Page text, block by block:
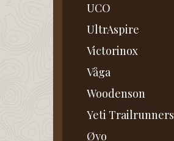
UCO
UltrAspire
Victorinox
Våga
Woodenson
Yeti Trailrunners
Øyo